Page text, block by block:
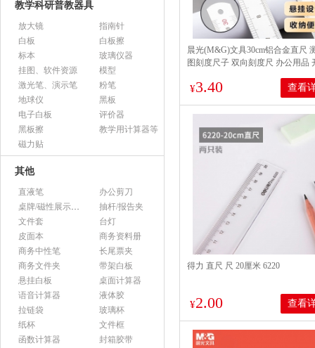
教学科研普教器具
放大镜
指南针
白板
白板擦
标本
玻璃仪器
挂图、软件资源
模型
激光笔、演示笔
粉笔
地球仪
黑板
电子白板
评价器
黑板擦
教学用计算器等
磁力贴
其他
直液笔
办公剪刀
桌牌/磁性展示帖/证件框
抽杆/报告夹
文件套
台灯
皮面本
商务资料册
商务中性笔
长尾票夹
商务文件夹
带架白板
悬挂白板
桌面计算器
语音计算器
液体胶
拉链袋
玻璃杯
纸杯
文件框
函数计算器
封箱胶带
晨光(M&G)文具30cm铝合金直尺
图刻度尺子 双向刻度尺 办公用品
¥3.40 查看
得力 直尺 尺 20厘米 6220
¥2.00 查看